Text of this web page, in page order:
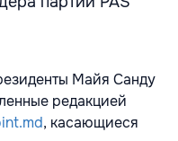
Майя Санду
редакцией
, касающиеся